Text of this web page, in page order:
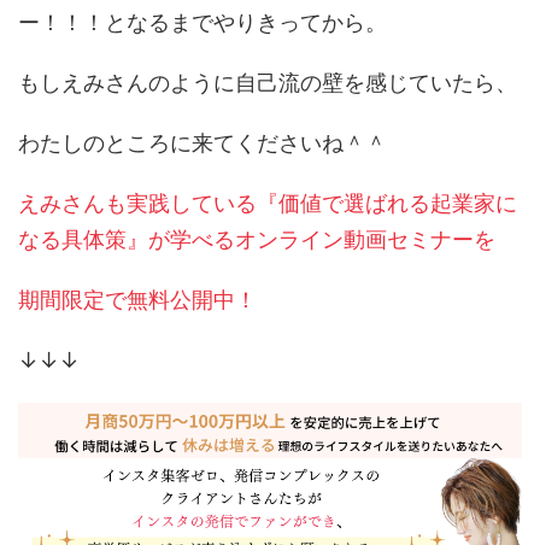
ー！！！となるまでやりきってから。
もしえみさんのように自己流の壁を感じていたら、
わたしのところに来てくださいね＾＾
えみさんも実践している『価値で選ばれる起業家に
なる具体策』が学べるオンライン動画セミナーを
期間限定で無料公開中！
↓↓↓